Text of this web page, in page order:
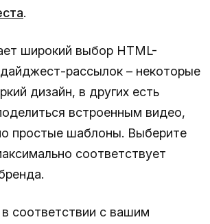
.
широкий выбор HTML-
рассылок – некоторые
дизайн, в других есть
встроенным видео,
простые шаблоны. Выберите
соответствует
соответствии с вашим